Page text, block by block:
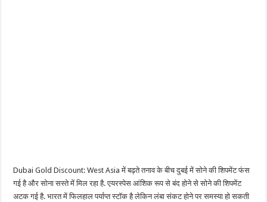
Dubai Gold Discount: West Asia में बढ़ते तनाव के बीच दुबई में सोने की शिपमेंट फंस
गई है और सोना सस्ते में मिल रहा है. एयरस्पेस आंशिक रूप से बंद होने से सोने की शिपमेंट
अटक गई है. भारत में फिलहाल पर्याप्त स्टॉक है लेकिन लंबा संकट होने पर समस्या हो सकती